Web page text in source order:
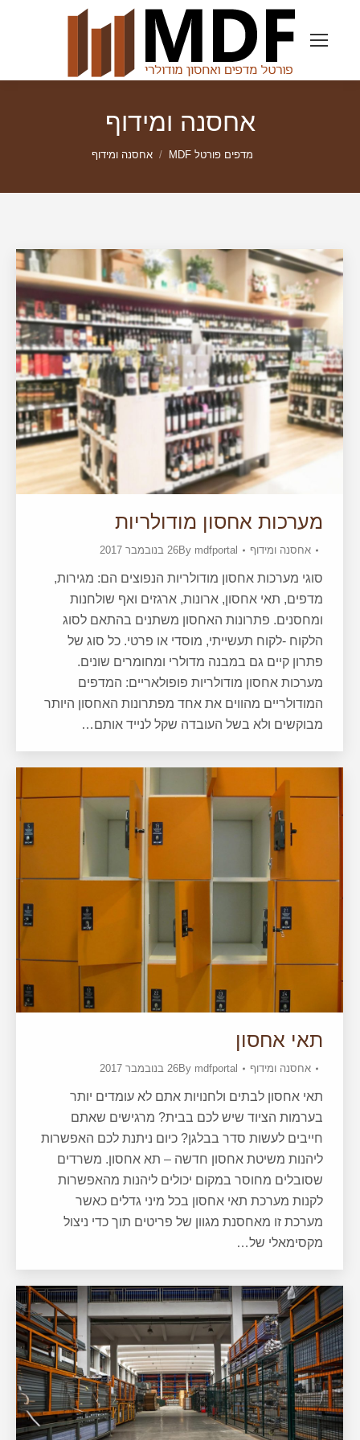
אחסנה ומידוף
מדפים פורטל MDF אחסנה ומידוף
מערכות אחסון מודולריות
אחסנה ומידוף By mdfportal 26 בנובמבר 2017
סוגי מערכות אחסון מודולריות הנפוצים הם: מגירות,
מדפים, תאי אחסון, ארונות, ארגזים ואף שולחנות
ומחסנים. פתרונות האחסון משתנים בהתאם לסוג
הלקוח -לקוח תעשייתי, מוסדי או פרטי. כל סוג של
פתרון קיים גם במבנה מדולרי ומחומרים שונים.
מערכות אחסון מודולריות פופולאריים: המדפים
המודולריים מהווים את אחד מפתרונות האחסון היותר
מבוקשים ולא בשל העובדה שקל לנייד אותם…
תאי אחסון
אחסנה ומידוף By mdfportal 26 בנובמבר 2017
תאי אחסון לבתים ולחנויות אתם לא עומדים יותר
בערמות הציוד שיש לכם בבית? מרגישים שאתם
חייבים לעשות סדר בבלגן? כיום ניתנת לכם האפשרות
ליהנות משיטת אחסון חדשה – תא אחסון. משרדים
שסובלים מחוסר במקום יכולים ליהנות מהאפשרות
לקנות מערכת תאי אחסון בכל מיני גדלים כאשר
מערכת זו מאחסנת מגוון של פריטים תוך כדי ניצול
מקסימאלי של…